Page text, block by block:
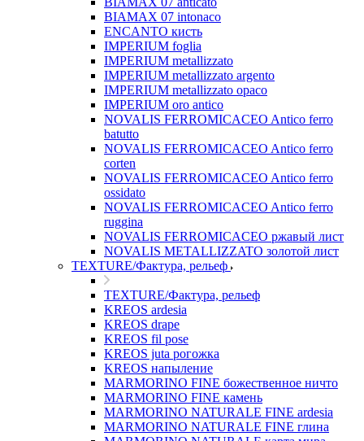
BIAMAX 07 intonaco
ENCANTO кисть
IMPERIUM foglia
IMPERIUM metallizzato
IMPERIUM metallizzato argento
IMPERIUM metallizzato opaco
IMPERIUM oro antico
NOVALIS FERROMICACEO Antico ferro
batutto
NOVALIS FERROMICACEO Antico ferro
corten
NOVALIS FERROMICACEO Antico ferro
ossidato
NOVALIS FERROMICACEO Antico ferro
ruggina
NOVALIS FERROMICACEO ржавый лист
NOVALIS METALLIZZATO золотой лист
TEXTURE/Фактура, рельеф
TEXTURE/Фактура, рельеф
KREOS ardesia
KREOS drape
KREOS fil pose
KREOS juta рогожка
KREOS напыление
MARMORINO FINE божественное ничто
MARMORINO FINE камень
MARMORINO NATURALE FINE ardesia
MARMORINO NATURALE FINE глина